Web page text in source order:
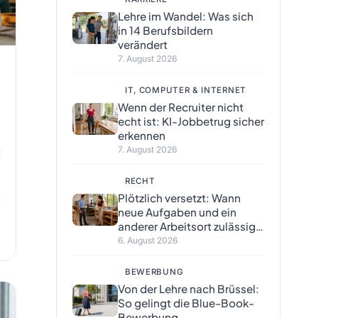
Lehre im Wandel: Was sich
in 14 Berufsbildern
verändert
7. August 2026
IT, COMPUTER & INTERNET
Wenn der Recruiter nicht
echt ist: KI-Jobbetrug sicher
erkennen
7. August 2026
RECHT
Plötzlich versetzt: Wann
neue Aufgaben und ein
anderer Arbeitsort zulässig
sind
6. August 2026
BEWERBUNG
Von der Lehre nach Brüssel:
So gelingt die Blue-Book-